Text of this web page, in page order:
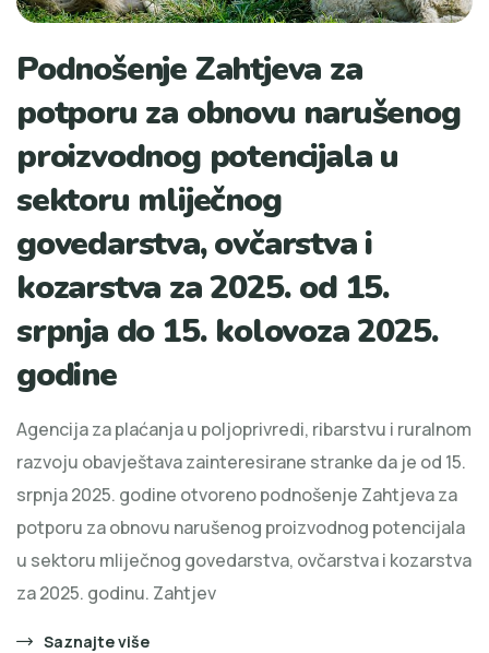
Podnošenje Zahtjeva za
potporu za obnovu narušenog
proizvodnog potencijala u
sektoru mliječnog
govedarstva, ovčarstva i
kozarstva za 2025. od 15.
srpnja do 15. kolovoza 2025.
godine
Agencija za plaćanja u poljoprivredi, ribarstvu i ruralnom
razvoju obavještava zainteresirane stranke da je od 15.
srpnja 2025. godine otvoreno podnošenje Zahtjeva za
potporu za obnovu narušenog proizvodnog potencijala
u sektoru mliječnog govedarstva, ovčarstva i kozarstva
za 2025. godinu. Zahtjev
Saznajte više